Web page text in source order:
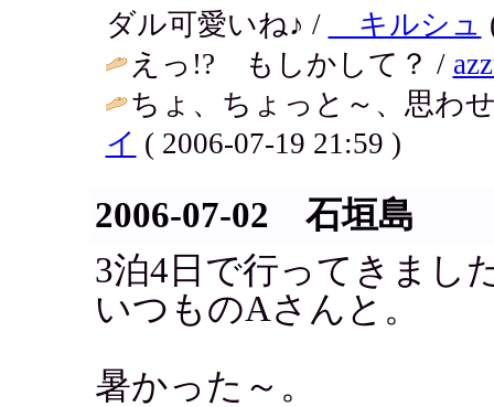
ダル可愛いね♪ /
キルシュ
えっ!? もしかして？ /
ちょ、ちょっと～、思わ
イ ( 2006-07-19 21:59 )
2006-07-02 石垣島
3泊4日で行ってきまし
いつものAさんと。
暑かった～。